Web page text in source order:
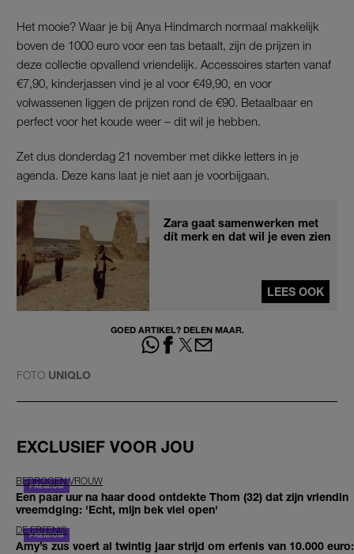
Het mooie? Waar je bij Anya Hindmarch normaal makkelijk
boven de 1000 euro voor een tas betaalt, zijn de prijzen in
deze collectie opvallend vriendelijk. Accessoires starten vanaf
€7,90, kinderjassen vind je al voor €49,90, en voor
volwassenen liggen de prijzen rond de €90. Betaalbaar en
perfect voor het koude weer – dit wil je hebben.
Zet dus donderdag 21 november met dikke letters in je
agenda. Deze kans laat je niet aan je voorbijgaan.
Zara gaat samenwerken met
dít merk en dat wil je even zien
LEES OOK
GOED ARTIKEL? DELEN MAAR.
FOTO UNIQLO
EXCLUSIEF VOOR JOU
BEDROGEN VROUW
Een paar uur na haar dood ontdekte Thom (32) dat zijn vriendin
vreemdging: 'Echt, mijn bek viel open'
DE ERFENIS
Amy’s zus voert al twintig jaar strijd om erfenis van 10.000 euro: